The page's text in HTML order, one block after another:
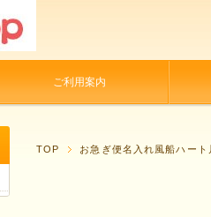
ご利用案内
TOP お急ぎ便名入れ風船ハート